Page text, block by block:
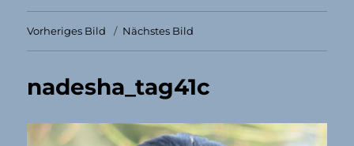
Vorheriges Bild Nächstes Bild
nadesha_tag41c